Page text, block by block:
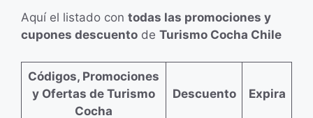
Aquí el listado con todas las promociones y
cupones descuento de Turismo Cocha Chile
Códigos, Promociones
y Ofertas de Turismo
Cocha
Descuento Expira